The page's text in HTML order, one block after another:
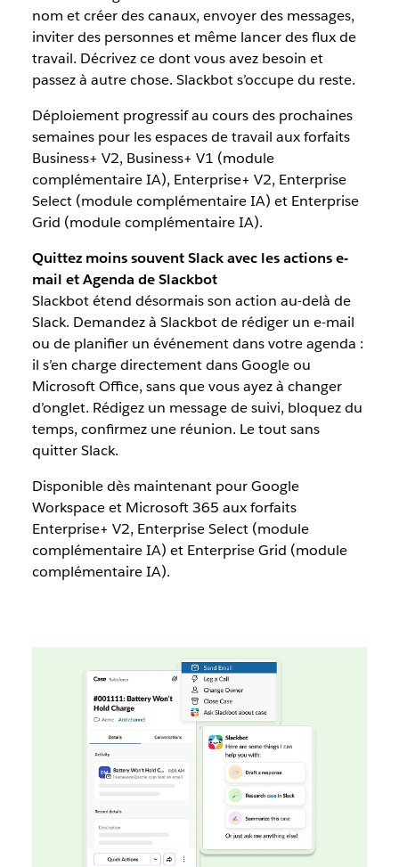
nom et créer des canaux, envoyer des messages,
inviter des personnes et même lancer des flux de
travail. Décrivez ce dont vous avez besoin et
passez à autre chose. Slackbot s’occupe du reste.
Déploiement progressif au cours des prochaines
semaines pour les espaces de travail aux forfaits
Business+ V2, Business+ V1 (module
complémentaire IA), Enterprise+ V2, Enterprise
Select (module complémentaire IA) et Enterprise
Grid (module complémentaire IA).
Quittez moins souvent Slack avec les actions e-
mail et Agenda de Slackbot
Slackbot étend désormais son action au-delà de
Slack. Demandez à Slackbot de rédiger un e-mail
ou de planifier un événement dans votre agenda :
il s’en charge directement dans Google ou
Microsoft Office, sans que vous ayez à changer
d’onglet. Rédigez un message de suivi, bloquez du
temps, confirmez une réunion. Le tout sans
quitter Slack.
Disponible dès maintenant pour Google
Workspace et Microsoft 365 aux forfaits
Enterprise+ V2, Enterprise Select (module
complémentaire IA) et Enterprise Grid (module
complémentaire IA).